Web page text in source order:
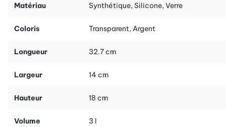
dans vos boissons. Ce distributeur de boissons est une idée
géniale pour qu'aux anniversaires des enfants, aux fêtes de
régalent avec votre limonade colorée.
Matériau Synthétique, Silicone, Verre
Coloris Transparent, Argent
Longueur 32.7 cm
Largeur 14 cm
Hauteur 18 cm
Volume 3 l